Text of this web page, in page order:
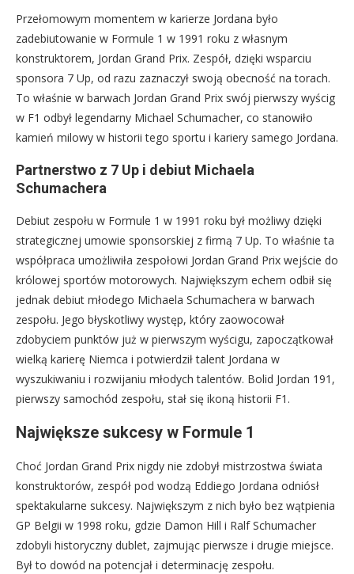
Przełomowym momentem w karierze Jordana było
zadebiutowanie w Formule 1 w 1991 roku z własnym
konstruktorem, Jordan Grand Prix. Zespół, dzięki wsparciu
sponsora 7 Up, od razu zaznaczył swoją obecność na torach.
To właśnie w barwach Jordan Grand Prix swój pierwszy wyścig
w F1 odbył legendarny Michael Schumacher, co stanowiło
kamień milowy w historii tego sportu i kariery samego Jordana.
Partnerstwo z 7 Up i debiut Michaela
Schumachera
Debiut zespołu w Formule 1 w 1991 roku był możliwy dzięki
strategicznej umowie sponsorskiej z firmą 7 Up. To właśnie ta
współpraca umożliwiła zespołowi Jordan Grand Prix wejście do
królowej sportów motorowych. Największym echem odbił się
jednak debiut młodego Michaela Schumachera w barwach
zespołu. Jego błyskotliwy występ, który zaowocował
zdobyciem punktów już w pierwszym wyścigu, zapoczątkował
wielką karierę Niemca i potwierdził talent Jordana w
wyszukiwaniu i rozwijaniu młodych talentów. Bolid Jordan 191,
pierwszy samochód zespołu, stał się ikoną historii F1.
Największe sukcesy w Formule 1
Choć Jordan Grand Prix nigdy nie zdobył mistrzostwa świata
konstruktorów, zespół pod wodzą Eddiego Jordana odniósł
spektakularne sukcesy. Największym z nich było bez wątpienia
GP Belgii w 1998 roku, gdzie Damon Hill i Ralf Schumacher
zdobyli historyczny dublet, zajmując pierwsze i drugie miejsce.
Był to dowód na potencjał i determinację zespołu.